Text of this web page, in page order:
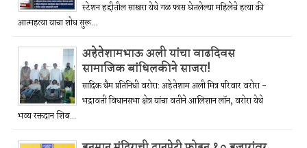
स्टेशन हद्दीतील साखरा येथे गळ फास घेतलेल्या महिलेचे हत्या की
आत्महत्या याचा शोध सुरू...
अहेतेशामभाऊ अली यांचा वाढदिवस
सामाजिक बांधिलकीने साजरा!
सादिक थैम प्रतिनिधी वरोरा: अहेतेशाम अली मित्र परिवार वरोरा -
भद्रावती विधानसभा क्षेत्र यांचा वतीने आलिशान लॉन, वरोरा येथे
भव्य रक्तदान शिब...